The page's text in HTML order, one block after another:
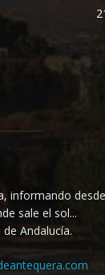
informando desde
sale el sol...
Andalucía.